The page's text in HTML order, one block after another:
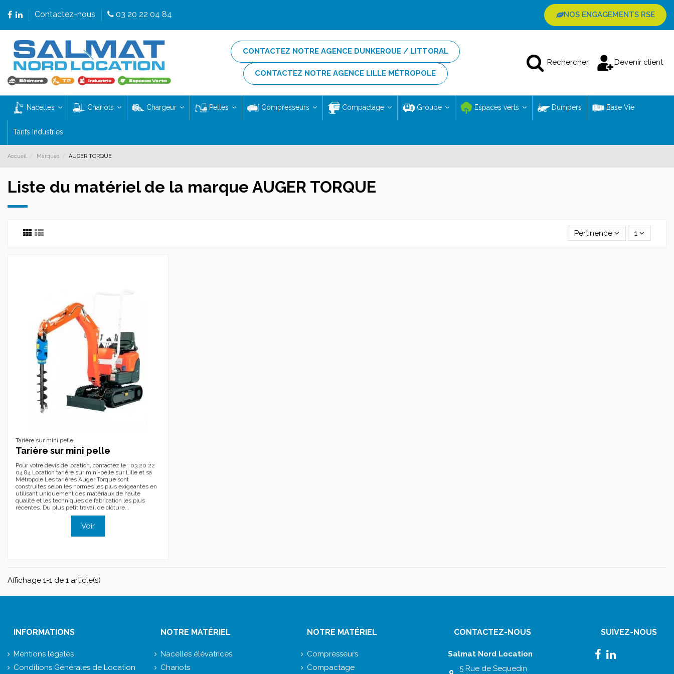
Contactez-nous 03 20 22 04 84 NOS ENGAGEMENTS RSE
CONTACTEZ NOTRE AGENCE DUNKERQUE / LITTORAL
CONTACTEZ NOTRE AGENCE LILLE MÉTROPOLE
Rechercher Devenir client
Nacelles Chariots Chargeur Pelles Compresseurs Compactage Groupe Espaces verts Dumpers Base Vie
Tarifs Industries
Accueil Marques AUGER TORQUE
Liste du matériel de la marque AUGER TORQUE
Pertinence 1
Tarière sur mini pelle
Tarière sur mini pelle
Pour votre devis de location, contactez le : 03 20 22
04 84 Location tarière sur mini-pelle sur Lille et sa
Métropole Les tarières Auger Torque sont
construites selon les normes les plus exigeantes en
utilisant uniquement des matériaux de haute
qualité et les techniques de fabrication les plus
récentes. Du plus petit travail de clôture...
Voir
Affichage 1-1 de 1 article(s)
INFORMATIONS
Mentions légales
Conditions Générales de Location
NOTRE MATÉRIEL
Nacelles élévatrices
Chariots
NOTRE MATÉRIEL
Compresseurs
Compactage
CONTACTEZ-NOUS
Salmat Nord Location
5 Rue de Sequedin
SUIVEZ-NOUS